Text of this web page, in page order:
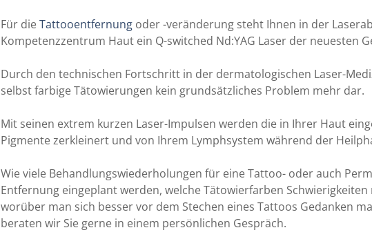
Für dieTattooentfernungoder -veränderung steht Ihnen in der
Kompetenzzentrum Haut ein Q-switched Nd:YAG Laser der neuesten
Durch den technischen Fortschritt in der dermatologischen Laser-
selbst farbige Tätowierungen kein grundsätzliches Problem mehr dar.
Mit seinen extrem kurzen Laser-Impulsen werden die in Ihrer Haut
Pigmente zerkleinert und von Ihrem Lymphsystem während der
Wie viele Behandlungswiederholungen für eine Tattoo- oder auch
Entfernung eingeplant werden, welche Tätowierfarben
worüber man sich besser vor dem Stechen eines Tattoos Gedanken
beraten wir Sie gerne in einem persönlichen Gespräch.